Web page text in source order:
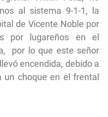
al sistema 9-1-1, la
de Vicente Noble por
por lugareños en el
por lo que este señor
encendida, debido a
un choque en el frental